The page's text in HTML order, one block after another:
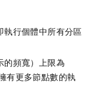
執行個體中所有分區
的頻寬）上限為
有更多節點數的執